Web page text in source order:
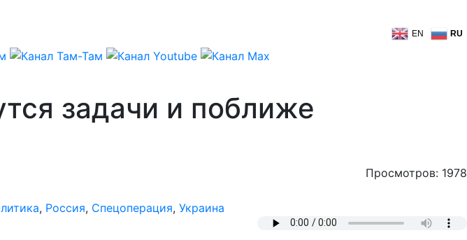
EN RU
задачи и поближе
Просмотров: 1978
, Россия, Спецоперация, Украина